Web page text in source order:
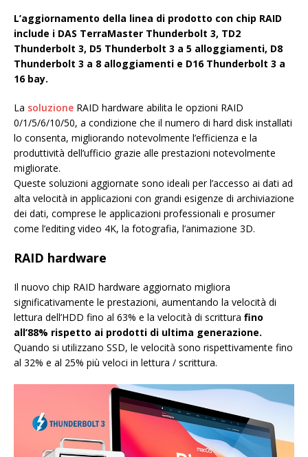
L’aggiornamento della linea di prodotto con chip RAID
include i DAS TerraMaster Thunderbolt 3, TD2
Thunderbolt 3, D5 Thunderbolt 3 a 5 alloggiamenti, D8
Thunderbolt 3 a 8 alloggiamenti e D16 Thunderbolt 3 a
16 bay.
La soluzione RAID hardware abilita le opzioni RAID
0/1/5/6/10/50, a condizione che il numero di hard disk installati
lo consenta, migliorando notevolmente l’efficienza e la
produttività dell’ufficio grazie alle prestazioni notevolmente
migliorate.
Queste soluzioni aggiornate sono ideali per l’accesso ai dati ad
alta velocità in applicazioni con grandi esigenze di archiviazione
dei dati, comprese le applicazioni professionali e prosumer
come l’editing video 4K, la fotografia, l’animazione 3D.
RAID hardware
Il nuovo chip RAID hardware aggiornato migliora
significativamente le prestazioni, aumentando la velocità di
lettura dell’HDD fino al 63% e la velocità di scrittura fino
all’88% rispetto ai prodotti di ultima generazione.
Quando si utilizzano SSD, le velocità sono rispettivamente fino
al 32% e al 25% più veloci in lettura / scrittura.